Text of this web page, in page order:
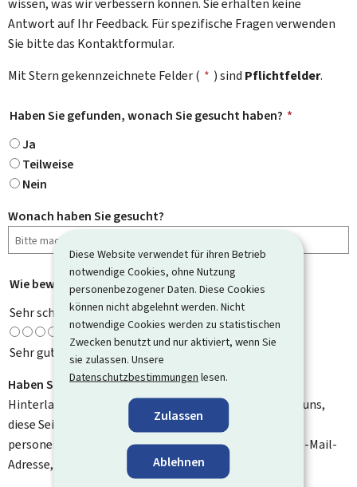
Diese Website verwendet für ihren Betrieb
notwendige Cookies, ohne Nutzung
personenbezogener Daten. Diese Cookies
können nicht abgelehnt werden. Nicht
notwendige Cookies werden zu statistischen
Zwecken benutzt und nur aktiviert, wenn Sie
sie zulassen. Unsere
Datenschutzbestimmungen lesen.
Zulassen
Ablehnen
wissen, was wir verbessern können. Sie erhalten keine
Antwort auf Ihr Feedback. Für spezifische Fragen verwenden
Sie bitte das Kontaktformular.
Mit Stern gekennzeichnete Felder ( * ) sind Pflichtfelder.
Haben Sie gefunden, wonach Sie gesucht haben? *
Ja
Teilweise
Nein
Wonach haben Sie gesucht?
Wie bewerten Sie diese Seite? *
Sehr schlecht
Sehr gut
Haben Sie Verbesserungsvorschläge?
Hinterlassen Sie uns einen Kommentar und helfen Sie uns,
diese Seite zu verbessern. Bitte geben Sie keine
personenbezogenen Daten an, wie zum Beispiel Ihre E-Mail-
Adresse, Ihren Namen oder Ihre Telefonnummer.